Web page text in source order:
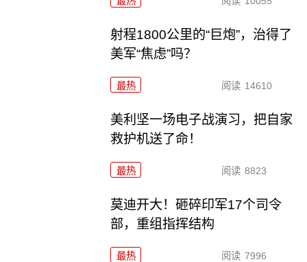
射程1800公里的“巨炮”，治得了
美军“焦虑”吗？
最热 阅读 14610
美利坚一场电子战演习，把自家
救护机送了命！
最热 阅读 8823
莫迪开大！砸碎印军17个司令
部，重组指挥结构
最热 阅读 7996